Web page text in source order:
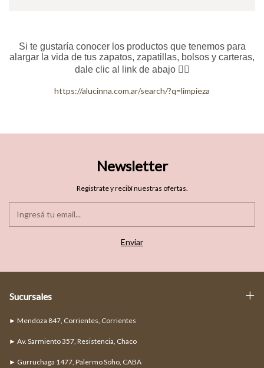
Si te gustaría conocer los productos que tenemos para
alargar la vida de tus zapatos, zapatillas, bolsos y carteras,
dale clic al link de abajo 👇🏻
https://alucinna.com.ar/search/?q=limpieza
Newsletter
Registrate y recibí nuestras ofertas.
Sucursales
► Mendoza 847, Corrientes, Corrientes
► Av. Sarmiento 357, Resistencia, Chaco
► Gurruchaga 1477, Palermo Soho, CABA